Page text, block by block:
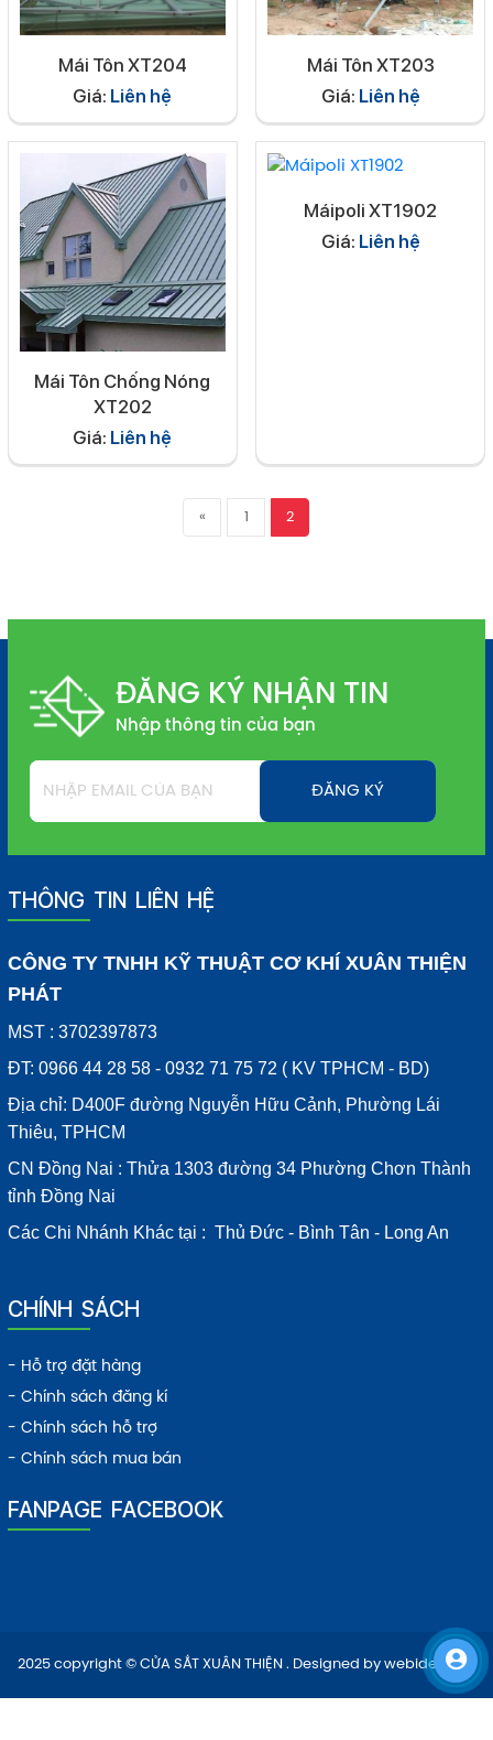
Mái Tôn XT204
Giá: Liên hệ
Mái Tôn XT203
Giá: Liên hệ
Mái Tôn Chống Nóng
XT202
Giá: Liên hệ
Máipoli XT1902
Giá: Liên hệ
« 2
ĐĂNG KÝ NHẬN TIN
Nhập thông tin của bạn
THÔNG TIN LIÊN HỆ
CÔNG TY TNHH KỸ THUẬT CƠ KHÍ XUÂN THIỆN
PHÁT
MST : 3702397873
ĐT: 0966 44 28 58 - 0932 71 75 72 ( KV TPHCM - BD)
Địa chỉ: D400F đường Nguyễn Hữu Cảnh, Phường Lái
Thiêu, TPHCM
CN Đồng Nai : Thửa 1303 đường 34 Phường Chơn Thành
tỉnh Đồng Nai
Các Chi Nhánh Khác tại : Thủ Đức - Bình Tân - Long An
CHÍNH SÁCH
- Hỗ trợ đặt hàng
- Chính sách đăng kí
- Chính sách hỗ trợ
- Chính sách mua bán
FANPAGE FACEBOOK
2025 copyright © CỬA SẮT XUÂN THIỆN . Designed bywebideas.vn